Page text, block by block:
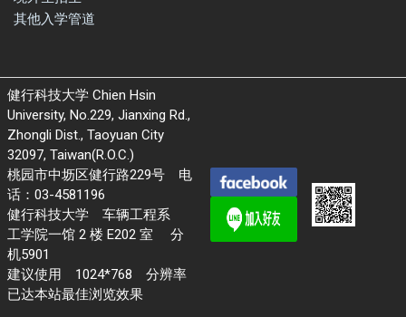
其他入学管道
健行科技大学 Chien Hsin
University, No.229, Jianxing Rd.,
Zhongli Dist., Taoyuan City
32097, Taiwan(R.O.C.)
桃园市中坜区健行路229号 电
话：03-4581196
健行科技大学 车辆工程系
工学院一馆 2 楼 E202 室 分
机5901
建议使用 1024*768 分辨率
已达本站最佳浏览效果